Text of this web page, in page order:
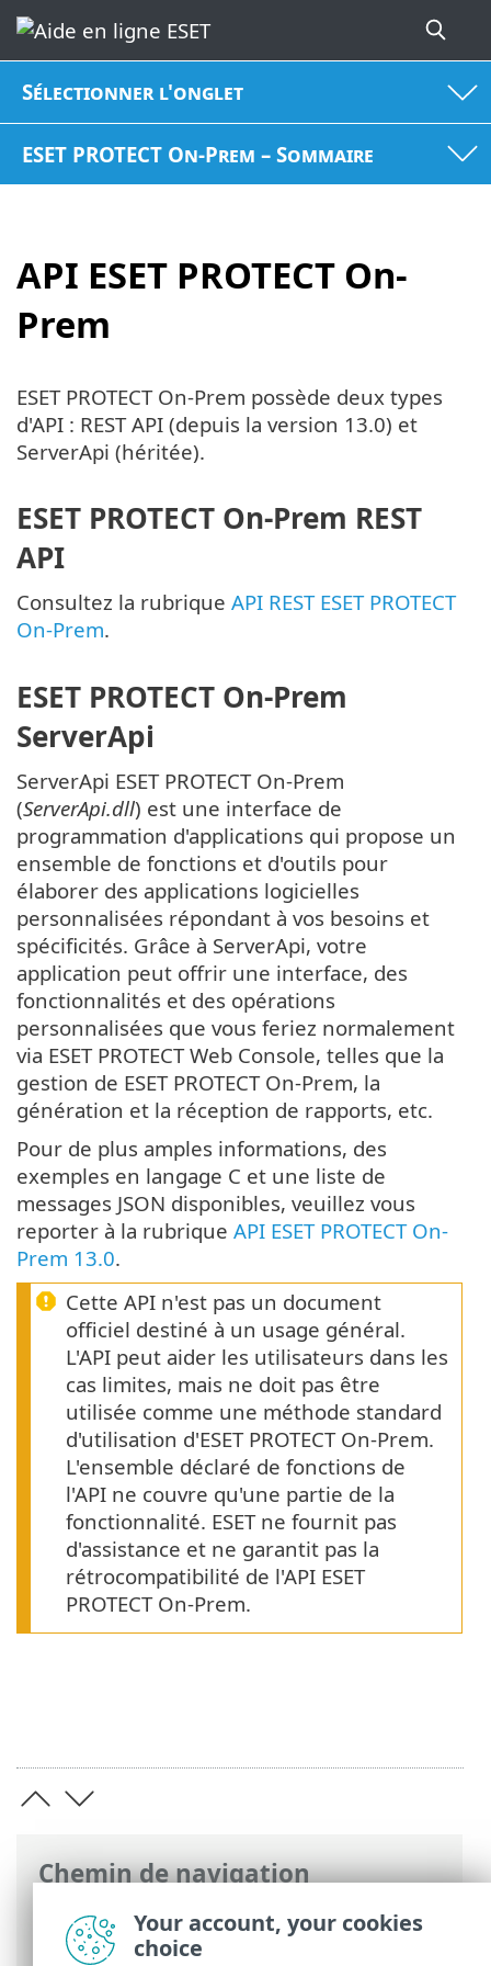
Sélectionner l'onglet
ESET PROTECT On-Prem – Sommaire
API ESET PROTECT On-
Prem
Chemin de navigation
Aide en ligne ESET>ESET PROTECT On-
Prem>API ESET PROTECT On-Prem
ESET PROTECT On-Prem possède deux types
d'API : REST API (depuis la version 13.0) et
ServerApi (héritée).
ESET PROTECT On-Prem REST
API
Consultez la rubrique API REST ESET PROTECT
On-Prem.
ESET PROTECT On-Prem
ServerApi
ServerApi ESET PROTECT On-Prem
(ServerApi.dll) est une interface de
programmation d'applications qui propose un
ensemble de fonctions et d'outils pour
élaborer des applications logicielles
personnalisées répondant à vos besoins et
spécificités. Grâce à ServerApi, votre
application peut offrir une interface, des
fonctionnalités et des opérations
personnalisées que vous feriez normalement
via ESET PROTECT Web Console, telles que la
gestion de ESET PROTECT On-Prem, la
génération et la réception de rapports, etc.
Pour de plus amples informations, des
exemples en langage C et une liste de
messages JSON disponibles, veuillez vous
reporter à la rubrique API ESET PROTECT On-
Prem 13.0.
Cette API n'est pas un document
officiel destiné à un usage général.
L'API peut aider les utilisateurs dans les
cas limites, mais ne doit pas être
utilisée comme une méthode standard
d'utilisation d'ESET PROTECT On-Prem.
L'ensemble déclaré de fonctions de
l'API ne couvre qu'une partie de la
fonctionnalité. ESET ne fournit pas
d'assistance et ne garantit pas la
rétrocompatibilité de l'API ESET
PROTECT On-Prem.
Your account, your cookies
choice